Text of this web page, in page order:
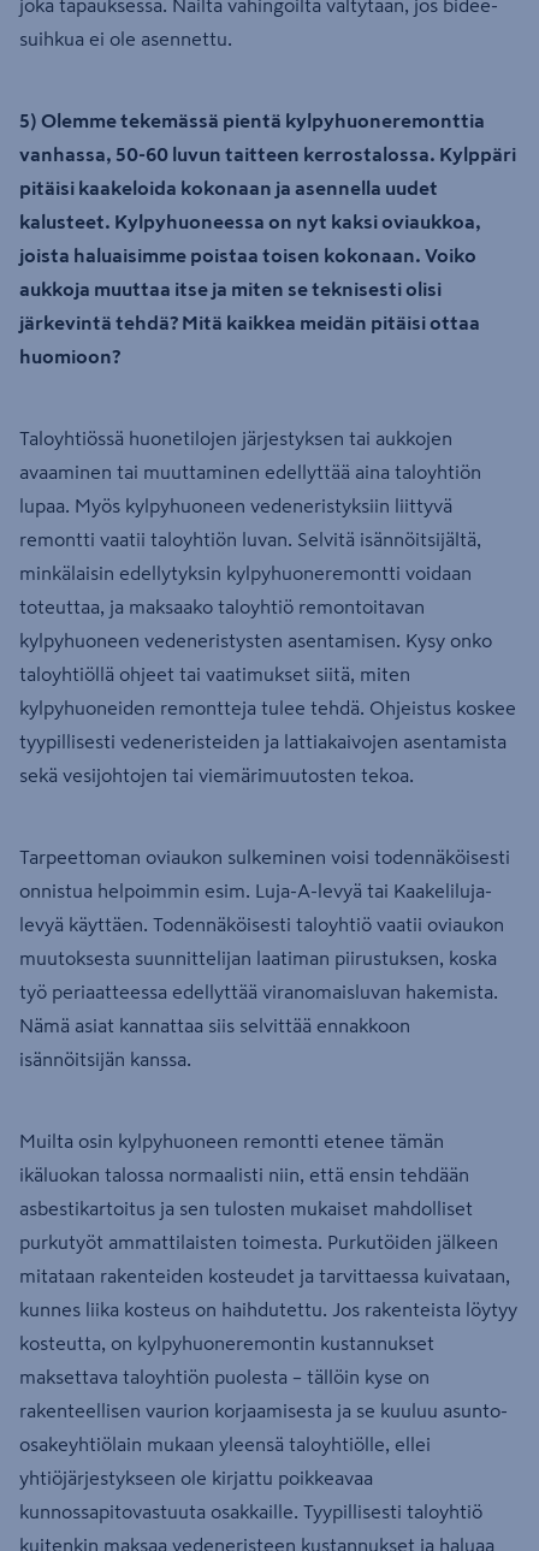
joka tapauksessa. Näiltä vahingoilta vältytään, jos bidee-
suihkua ei ole asennettu.
5) Olemme tekemässä pientä kylpyhuoneremonttia
vanhassa, 50-60 luvun taitteen kerrostalossa. Kylppäri
pitäisi kaakeloida kokonaan ja asennella uudet
kalusteet. Kylpyhuoneessa on nyt kaksi oviaukkoa,
joista haluaisimme poistaa toisen kokonaan. Voiko
aukkoja muuttaa itse ja miten se teknisesti olisi
järkevintä tehdä? Mitä kaikkea meidän pitäisi ottaa
huomioon?
Taloyhtiössä huonetilojen järjestyksen tai aukkojen
avaaminen tai muuttaminen edellyttää aina taloyhtiön
lupaa. Myös kylpyhuoneen vedeneristyksiin liittyvä
remontti vaatii taloyhtiön luvan. Selvitä isännöitsijältä,
minkälaisin edellytyksin kylpyhuoneremontti voidaan
toteuttaa, ja maksaako taloyhtiö remontoitavan
kylpyhuoneen vedeneristysten asentamisen. Kysy onko
taloyhtiöllä ohjeet tai vaatimukset siitä, miten
kylpyhuoneiden remontteja tulee tehdä. Ohjeistus koskee
tyypillisesti vedeneristeiden ja lattiakaivojen asentamista
sekä vesijohtojen tai viemärimuutosten tekoa.
Tarpeettoman oviaukon sulkeminen voisi todennäköisesti
onnistua helpoimmin esim. Luja-A-levyä tai Kaakeliluja-
levyä käyttäen. Todennäköisesti taloyhtiö vaatii oviaukon
muutoksesta suunnittelijan laatiman piirustuksen, koska
työ periaatteessa edellyttää viranomaisluvan hakemista.
Nämä asiat kannattaa siis selvittää ennakkoon
isännöitsijän kanssa.
Muilta osin kylpyhuoneen remontti etenee tämän
ikäluokan talossa normaalisti niin, että ensin tehdään
asbestikartoitus ja sen tulosten mukaiset mahdolliset
purkutyöt ammattilaisten toimesta. Purkutöiden jälkeen
mitataan rakenteiden kosteudet ja tarvittaessa kuivataan,
kunnes liika kosteus on haihdutettu. Jos rakenteista löytyy
kosteutta, on kylpyhuoneremontin kustannukset
maksettava taloyhtiön puolesta – tällöin kyse on
rakenteellisen vaurion korjaamisesta ja se kuuluu asunto-
osakeyhtiölain mukaan yleensä taloyhtiölle, ellei
yhtiöjärjestykseen ole kirjattu poikkeavaa
kunnossapitovastuuta osakkaille. Tyypillisesti taloyhtiö
kuitenkin maksaa vedeneristeen kustannukset ja haluaa